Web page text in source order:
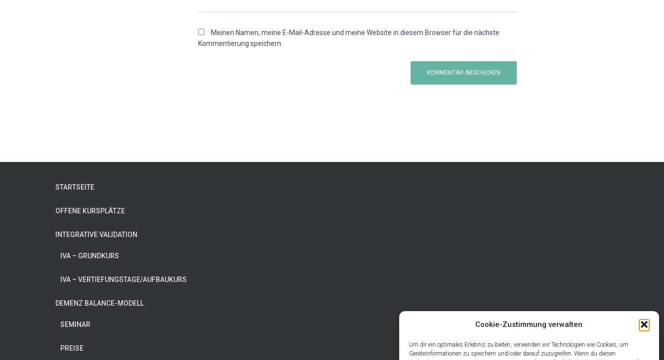
Cookie-Zustimmung verwalten
Um dir ein optimales Erlebnis zu bieten, verwenden wir Technologien wie Cookies, um
Geräteinformationen zu speichern und/oder darauf zuzugreifen. Wenn du diesen
Meinen Namen, meine E-Mail-Adresse und meine Website in diesem Browser für die nächste
Kommentierung speichern.
STARTSEITE
OFFENE KURSPLÄTZE
INTEGRATIVE VALIDATION
IVA – GRUNDKURS
IVA – VERTIEFUNGSTAGE/AUFBAUKURS
DEMENZ BALANCE-MODELL
SEMINAR
PREISE